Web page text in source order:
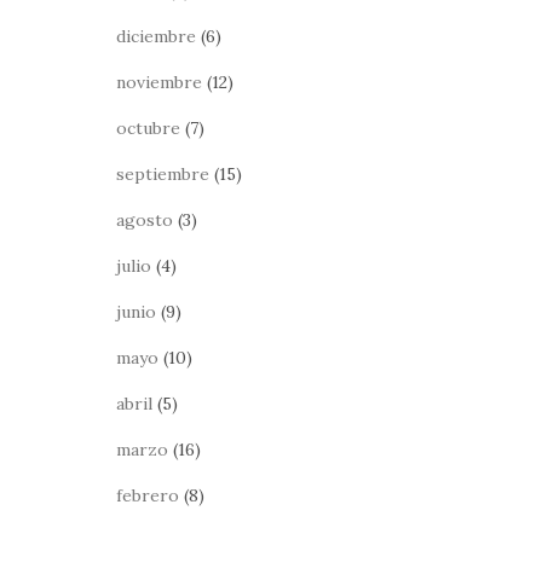
diciembre (6)
noviembre (12)
octubre (7)
septiembre (15)
agosto (3)
julio (4)
junio (9)
mayo (10)
abril (5)
marzo (16)
febrero (8)